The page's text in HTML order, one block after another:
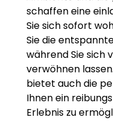
schaffen eine
Sie sich sofort
Sie die
während Sie sich
verwöhnen
bietet auch die
Ihnen ein
Erlebnis zu